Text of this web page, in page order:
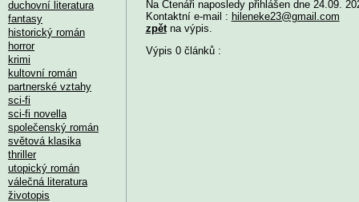
Na Čtenáři naposledy přihlášen dne 24.09.
Kontaktní e-mail : hileneke23@gmail.com
zpětna výpis.
Výpis 0 článků :
duchovní literatura
fantasy
historický román
horror
krimi
kultovní román
partnerské vztahy
sci-fi
sci-fi novella
společenský román
světová klasika
thriller
utopický román
válečná literatura
životopis